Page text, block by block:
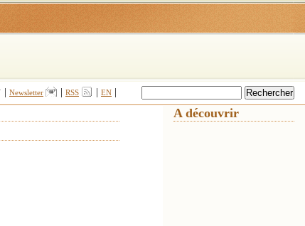
Newsletter RSS EN
A découvrir